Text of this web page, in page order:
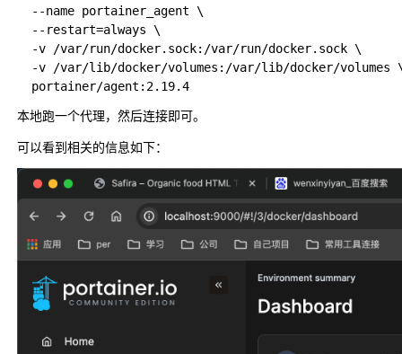
  --name portainer_agent \
  --restart=always \
  -v /var/run/docker.sock:/var/run/docker.sock \
-v /var/lib/docker/volumes:/var/lib/docker/volumes
本地跑一个代理，然后连接即可。
可以看到相关的信息如下：